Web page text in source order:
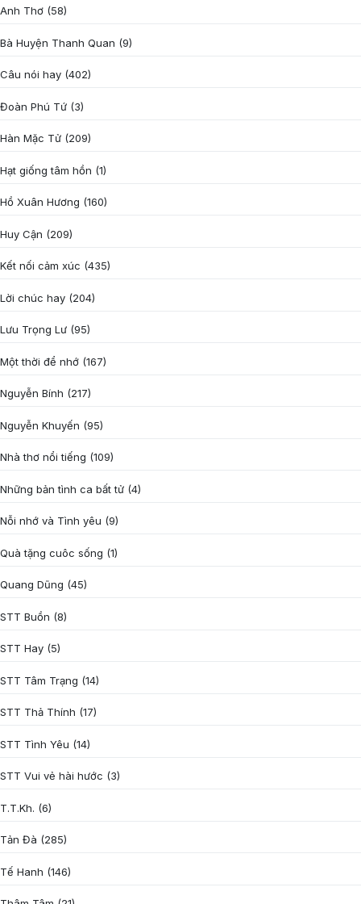
Anh Thơ (58)
Bà Huyện Thanh Quan (9)
Câu nói hay (402)
Đoàn Phú Tứ (3)
Hàn Mặc Tử (209)
Hạt giống tâm hồn (1)
Hồ Xuân Hương (160)
Huy Cận (209)
Kết nối cảm xúc (435)
Lời chúc hay (204)
Lưu Trọng Lư (95)
Một thời để nhớ (167)
Nguyễn Bính (217)
Nguyễn Khuyến (95)
Nhà thơ nổi tiếng (109)
Những bản tình ca bất tử (4)
Nỗi nhớ và Tình yêu (9)
Quà tặng cuôc sống (1)
Quang Dũng (45)
STT Buồn (8)
STT Hay (5)
STT Tâm Trạng (14)
STT Thả Thính (17)
STT Tình Yêu (14)
STT Vui vẻ hài hước (3)
T.T.Kh. (6)
Tản Đà (285)
Tế Hanh (146)